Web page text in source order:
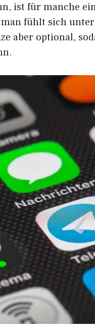
ist für manche
fühlt sich
aber optional,